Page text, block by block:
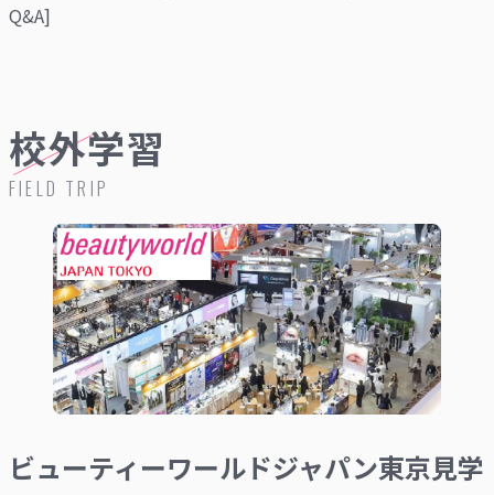
Q&A]
校外学習
FIELD TRIP
ビューティーワールドジャパン東京見学